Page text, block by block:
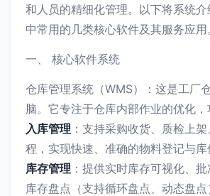
和人员的精细化管理。以下将系统
中常用的几类核心软件及其服务应用
一、 核心软件系统
仓库管理系统（WMS）：这是工厂
脑。它专注于仓库内部作业的优化，
入库管理 ：支持采购收货、质检上
程，实现快速、准确的物料登记与库
库存管理 ：提供实时库存可视化、批
库存盘点（支持循环盘点、动态盘